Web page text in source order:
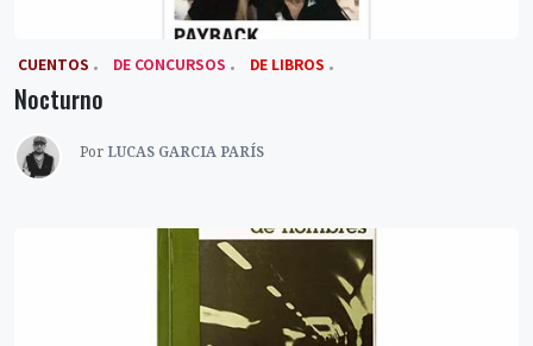
‎ CUENTOS DE CONCURSOS DE LIBROS
Nocturno
Por LUCAS GARCIA PARÍS